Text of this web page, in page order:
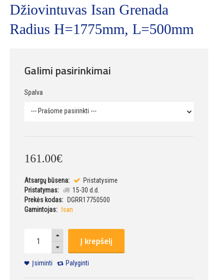
Džiovintuvas Isan Grenada
Radius H=1775mm, L=500mm
Galimi pasirinkimai
Spalva
161.00€
Atsargų būsena:
Pristatysime
Pristatymas:
15-30 d.d.
Prekės kodas:
DGRR17750500
Gamintojas:
Isan
Į krepšelį
Įsiminti Palyginti